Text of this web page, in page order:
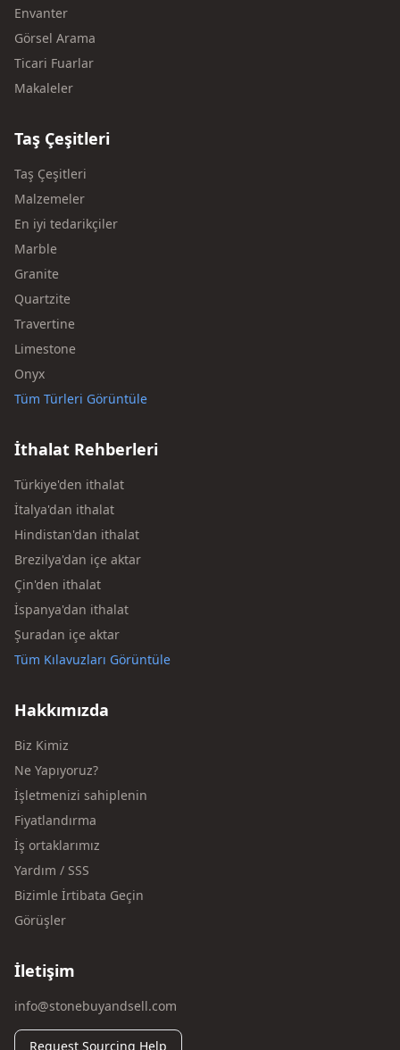
Envanter
Görsel Arama
Ticari Fuarlar
Makaleler
Taş Çeşitleri
Taş Çeşitleri
Malzemeler
En iyi tedarikçiler
Marble
Granite
Quartzite
Travertine
Limestone
Onyx
Tüm Türleri Görüntüle
İthalat Rehberleri
Türkiye'den ithalat
İtalya'dan ithalat
Hindistan'dan ithalat
Brezilya'dan içe aktar
Çin'den ithalat
İspanya'dan ithalat
Şuradan içe aktar
Tüm Kılavuzları Görüntüle
Hakkımızda
Biz Kimiz
Ne Yapıyoruz?
İşletmenizi sahiplenin
Fiyatlandırma
İş ortaklarımız
Yardım / SSS
Bizimle İrtibata Geçin
Görüşler
İletişim
info@stonebuyandsell.com
Request Sourcing Help